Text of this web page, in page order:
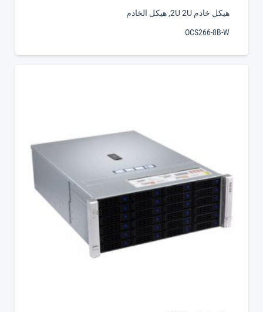
هيكل خادم 2U 2U ,هيكل الخادم
OCS266-8B-W